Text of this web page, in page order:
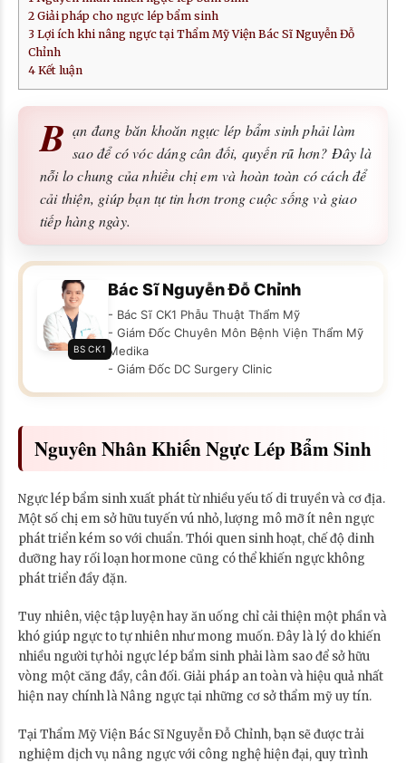
2 Giải pháp cho ngực lép bẩm sinh
3 Lợi ích khi nâng ngực tại Thẩm Mỹ Viện Bác Sĩ Nguyễn Đỗ
Chỉnh
4 Kết luận
B ạn đang băn khoăn ngực lép bẩm sinh phải làm
sao để có vóc dáng cân đối, quyến rũ hơn? Đây là
nỗi lo chung của nhiều chị em và hoàn toàn có cách để
cải thiện, giúp bạn tự tin hơn trong cuộc sống và giao
tiếp hàng ngày.
BS CK1
Bác Sĩ Nguyễn Đỗ Chỉnh
- Bác Sĩ CK1 Phẫu Thuật Thẩm Mỹ
- Giám Đốc Chuyên Môn Bệnh Viện Thẩm Mỹ
Medika
- Giám Đốc DC Surgery Clinic
Nguyên Nhân Khiến Ngực Lép Bẩm Sinh
Ngực lép bẩm sinh xuất phát từ nhiều yếu tố di truyền và cơ địa.
Một số chị em sở hữu tuyến vú nhỏ, lượng mô mỡ ít nên ngực
phát triển kém so với chuẩn. Thói quen sinh hoạt, chế độ dinh
dưỡng hay rối loạn hormone cũng có thể khiến ngực không
phát triển đầy đặn.
Tuy nhiên, việc tập luyện hay ăn uống chỉ cải thiện một phần và
khó giúp ngực to tự nhiên như mong muốn. Đây là lý do khiến
nhiều người tự hỏi ngực lép bẩm sinh phải làm sao để sở hữu
vòng một căng đầy, cân đối. Giải pháp an toàn và hiệu quả nhất
hiện nay chính là Nâng ngực tại những cơ sở thẩm mỹ uy tín.
Tại Thẩm Mỹ Viện Bác Sĩ Nguyễn Đỗ Chỉnh, bạn sẽ được trải
nghiệm dịch vụ nâng ngực với công nghệ hiện đại, quy trình